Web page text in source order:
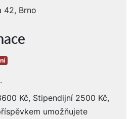
42, Brno
Kč, Stipendijní 2500 Kč,
umožňujete